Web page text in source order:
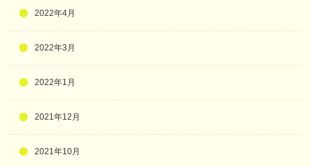
2022年4月
2022年3月
2022年1月
2021年12月
2021年10月